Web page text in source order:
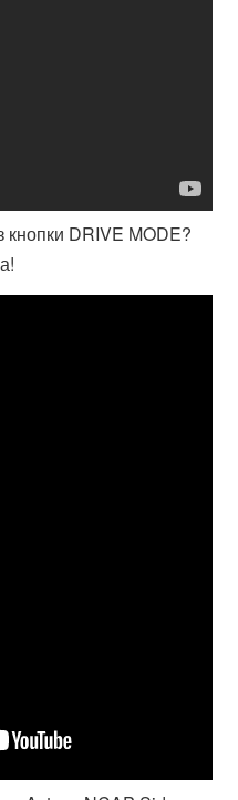
DRIVE MODE?